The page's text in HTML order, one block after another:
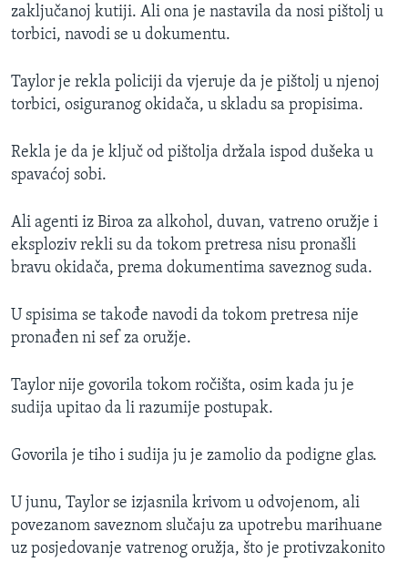
zaključanoj kutiji. Ali ona je nastavila da nosi pištolj u
torbici, navodi se u dokumentu.
Taylor je rekla policiji da vjeruje da je pištolj u njenoj
torbici, osiguranog okidača, u skladu sa propisima.
Rekla je da je ključ od pištolja držala ispod dušeka u
spavaćoj sobi.
Ali agenti iz Biroa za alkohol, duvan, vatreno oružje i
eksploziv rekli su da tokom pretresa nisu pronašli
bravu okidača, prema dokumentima saveznog suda.
U spisima se takođe navodi da tokom pretresa nije
pronađen ni sef za oružje.
Taylor nije govorila tokom ročišta, osim kada ju je
sudija upitao da li razumije postupak.
Govorila je tiho i sudija ju je zamolio da podigne glas.
U junu, Taylor se izjasnila krivom u odvojenom, ali
povezanom saveznom slučaju za upotrebu marihuane
uz posjedovanje vatrenog oružja, što je protivzakonito